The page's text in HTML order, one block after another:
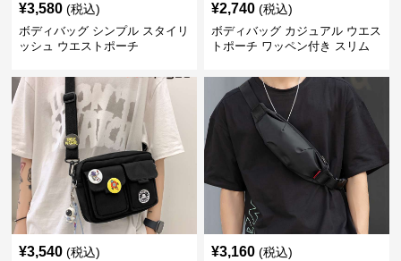
¥3,580 (税込)
ボディバッグ シンプル スタイリ
ッシュ ウエストポーチ
¥2,740 (税込)
ボディバッグ カジュアル ウエス
トポーチ ワッペン付き スリム
¥3,540 (税込) ¥3,160 (税込)